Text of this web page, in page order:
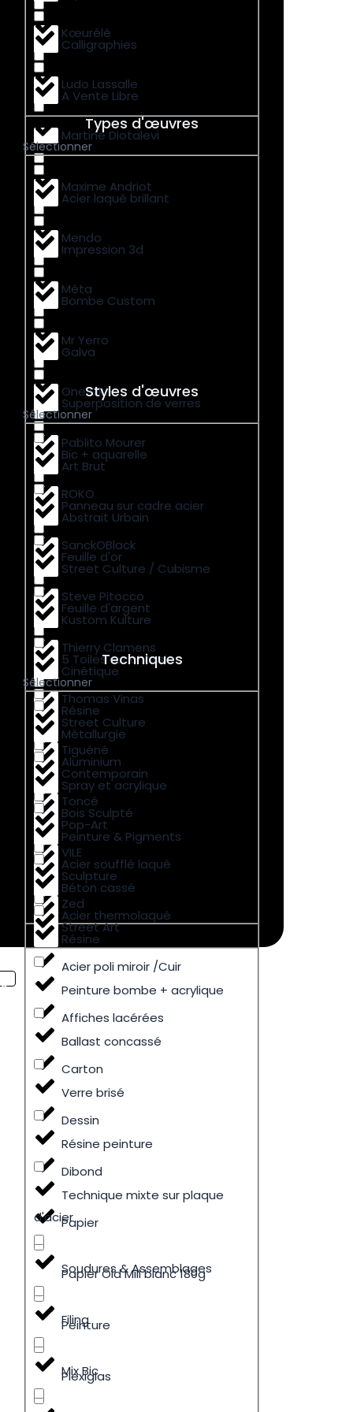
Kœurélé
Ludo Lassalle
Martine Diotalevi
Maxime Andriot
Mendo
Méta
Mr Yerro
One Siker
Pablito Mourer
ROKO
SanckOBlack
Steve Pitocco
Thierry Clamens
Thomas Vinas
Tiguéné
Toncé
VILE
Zed
Calligraphies
A Vente Libre
Types d'œuvres
Sélectionner
Acier laqué brillant
Impression 3d
Bombe Custom
Galva
Superposition de verres
Bic + aquarelle
Panneau sur cadre acier
Feuille d'or
Feuille d'argent
5 Toiles sur chassis
Résine
Aluminium
Bois Sculpté
Acier soufflé laqué
Acier thermolaqué
Acier poli miroir /Cuir
Affiches lacérées
Carton
Dessin
Dibond
Papier
Papier Old Mill blanc 180g
Peinture
Plexiglas
Styles d'œuvres
Sélectionner
Art Brut
Abstrait Urbain
Street Culture / Cubisme
Kustom Kulture
Cinétique
Street Culture
Contemporain
Pop-Art
Sculpture
Street Art
Techniques
Sélectionner
Métallurgie
Spray et acrylique
Peinture & Pigments
Béton cassé
Résine
Peinture bombe + acrylique
Ballast concassé
Verre brisé
Résine peinture
Technique mixte sur plaque
d'acier
Soudures & Assemblages
Filing
Mix Bic